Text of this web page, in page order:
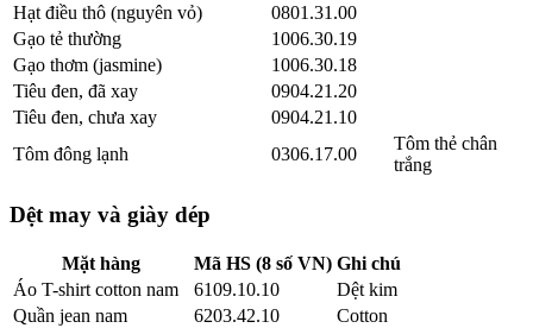
Hạt điều thô (nguyên vỏ)
0801.31.00
Gạo tẻ thường
1006.30.19
Gạo thơm (jasmine)
1006.30.18
Tiêu đen, đã xay
0904.21.20
Tiêu đen, chưa xay
0904.21.10
Tôm đông lạnh
0306.17.00
Tôm thẻ chân
trắng
Dệt may và giày dép
Mặt hàng Mã HS (8 số VN) Ghi chú
Áo T-shirt cotton nam
6109.10.10
Dệt kim
Quần jean nam
6203.42.10
Cotton